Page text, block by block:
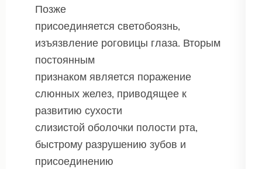
Позже
присоединяется светобоязнь,
изъязвление роговицы глаза. Вторым
постоянным
признаком является поражение
слюнных желез, приводящее к
развитию сухости
слизистой оболочки полости рта,
быстрому разрушению зубов и
присоединению